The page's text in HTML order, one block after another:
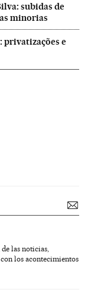
subidas de
minorias
privatizações e
las noticias,
los acontecimientos